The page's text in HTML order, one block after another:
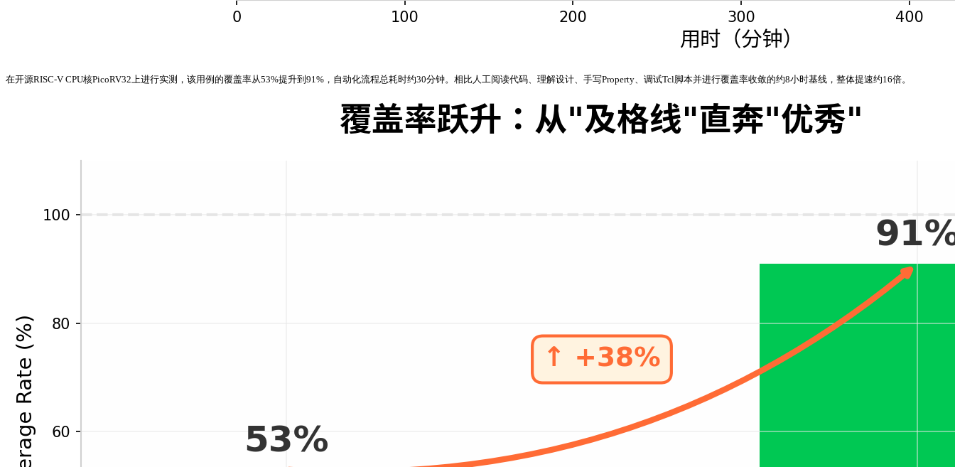
在开源RISC-V CPU核PicoRV32上进行实测，该用例的覆盖率从53%提升到91%，自动化流程总耗时约30分钟。相比人工阅读代码、理解设计、手写Property、调试Tcl脚本并进行覆盖率收敛的约8小时基线，整体提速约16倍。